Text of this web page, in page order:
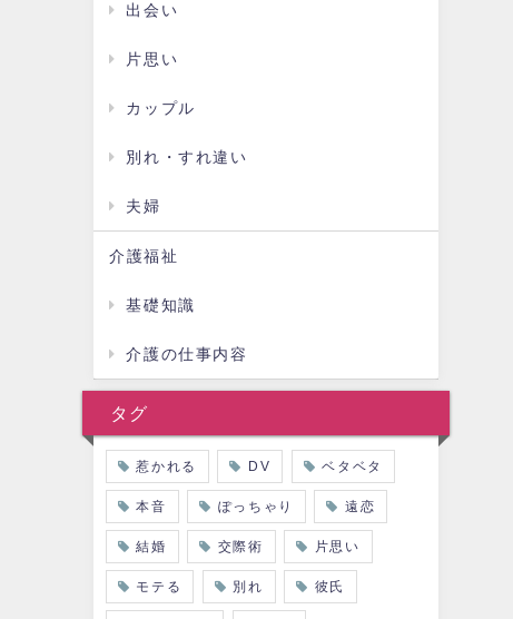
出会い
片思い
カップル
別れ・すれ違い
夫婦
介護福祉
基礎知識
介護の仕事内容
タグ
惹かれる DV ベタベタ
本音 ぽっちゃり 遠恋
結婚 交際術 片思い
モテる 別れ 彼氏